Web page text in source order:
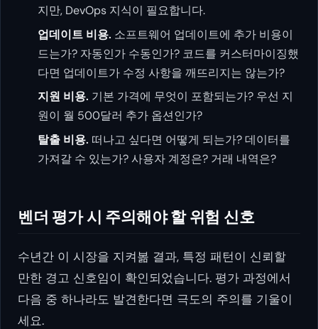
지만, DevOps 지식이 필요합니다.
업데이트 비용. 소프트웨어 업데이트에 추가 비용이
드는가? 자동인가 수동인가? 코드를 커스터마이징했
다면 업데이트가 수정 사항을 깨뜨리지는 않는가?
지원 비용. 기본 가격에 무엇이 포함되는가? 우선 지
원이 월 500달러 추가 옵션인가?
탈출 비용. 떠나고 싶다면 어떻게 되는가? 데이터를
가져갈 수 있는가? 사용자 계정은? 거래 내역은?
벤더 평가 시 주의해야 할 위험 신호
수년간 이 시장을 지켜볾 결과, 특정 패턴이 신뢰할
만한 경고 신호임이 확인되었습니다. 평가 과정에서
다음 중 하나라도 발견한다면 극도의 주의를 기울이
세요.